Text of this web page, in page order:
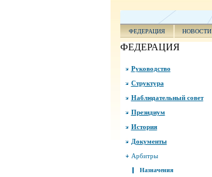
ФЕДЕРАЦИЯ НОВОСТИ
ФЕДЕРАЦИЯ
Руководство
Структура
Наблюдательный совет
Президиум
История
Документы
Арбитры
Назначения